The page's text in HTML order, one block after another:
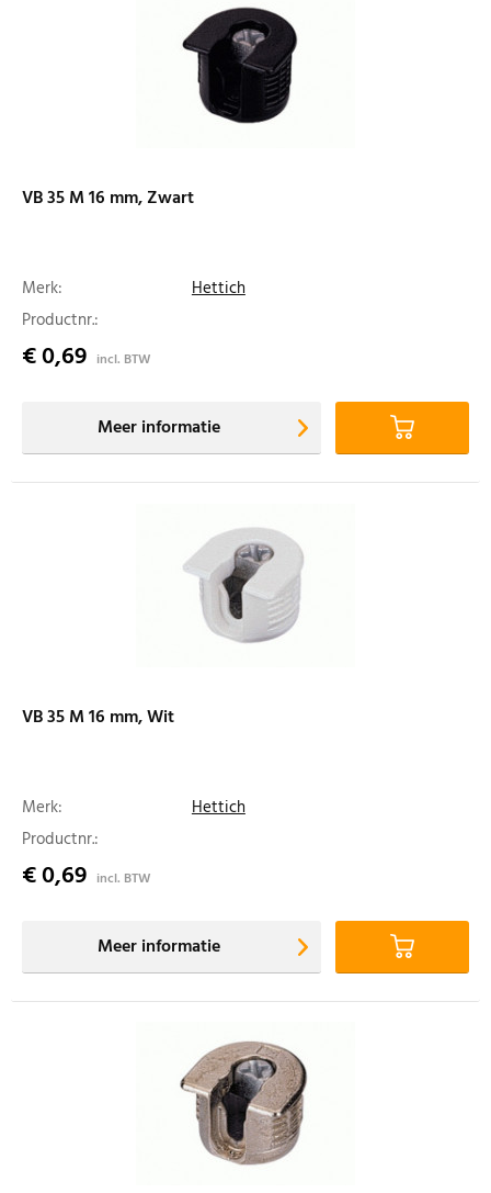
VB 35 M 16 mm, Zwart
Merk:
Hettich
Productnr.:
€ 0,69 incl. BTW
Meer informatie
VB 35 M 16 mm, Wit
Merk:
Hettich
Productnr.:
€ 0,69 incl. BTW
Meer informatie